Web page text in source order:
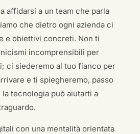
affidarsi a un team che parla
che dietro ogni azienda ci
e obiettivi concreti. Non ti
incomprensibili per
ci siederemo al tuo fianco per
e ti spiegheremo, passo
tecnologia può aiutarti a
con una mentalità orientata